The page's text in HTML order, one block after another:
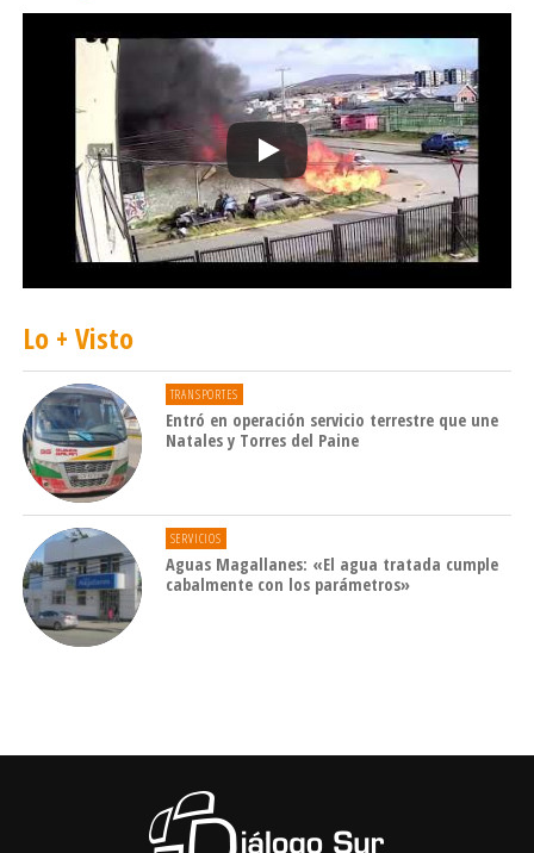
Lo + Visto
TRANSPORTES
Entró en operación servicio terrestre que une
Natales y Torres del Paine
SERVICIOS
Aguas Magallanes: «El agua tratada cumple
cabalmente con los parámetros»